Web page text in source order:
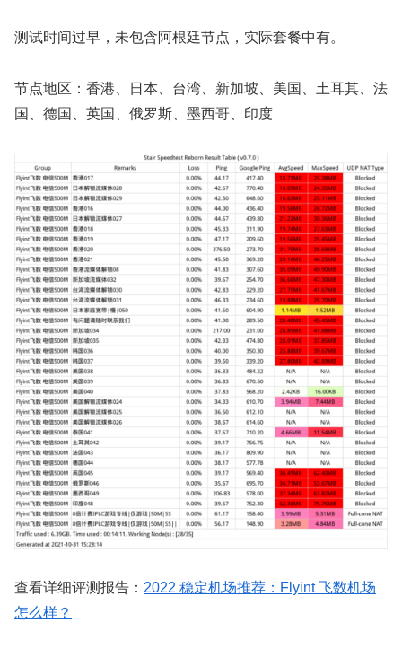
测试时间过早，未包含阿根廷节点，实际套餐中有。
节点地区：香港、日本、台湾、新加坡、美国、土耳其、法
国、德国、英国、俄罗斯、墨西哥、印度
查看详细评测报告： 2022 稳定机场推荐：Flyint 飞数机场
怎么样？